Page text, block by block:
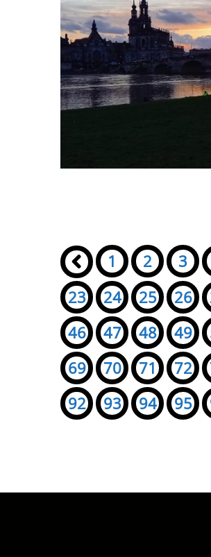
Seiten:
« 1 2 3
23
24 25 26
46
47 48 49
69
70 71 72
92
93 94 95